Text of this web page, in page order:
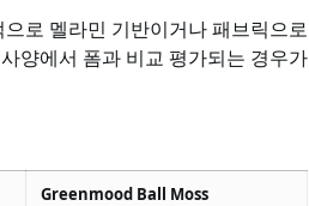
로 멜라민 기반이거나 패브릭으로
양에서 폼과 비교 평가되는 경우가
Greenmood Ball Moss